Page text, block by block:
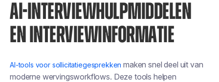
AI-INTERVIEWHULPMIDDELEN
EN INTERVIEWINFORMATIE
AI-tools voor sollicitatiegesprekken maken snel deel uit van
moderne wervingsworkflows. Deze tools helpen